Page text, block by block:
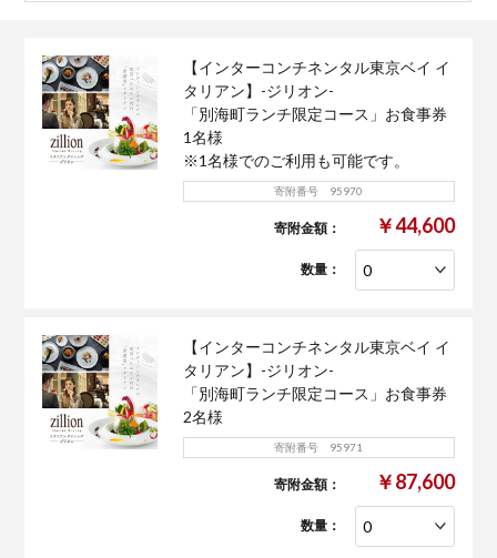
【インターコンチネンタル東京ベイ イ
タリアン】-ジリオン-
「別海町ランチ限定コース」お食事券
1名様
※1名様でのご利用も可能です。
寄附番号 95970
寄附金額： ￥44,600
数量：
【インターコンチネンタル東京ベイ イ
タリアン】-ジリオン-
「別海町ランチ限定コース」お食事券
2名様
寄附番号 95971
寄附金額： ￥87,600
数量：